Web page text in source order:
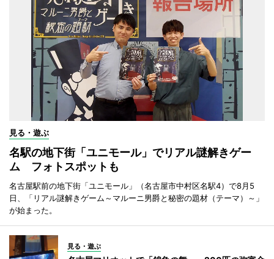
見る・遊ぶ
名駅の地下街「ユニモール」でリアル謎解きゲー
ム フォトスポットも
名古屋駅前の地下街「ユニモール」（名古屋市中村区名駅4）で8月5
日、「リアル謎解きゲーム～マルーニ男爵と秘密の題材（テーマ）～」
が始まった。
見る・遊ぶ